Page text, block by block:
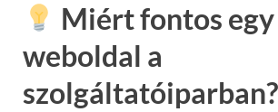
Miért fontos
weboldal a
szolgáltatóiparban?